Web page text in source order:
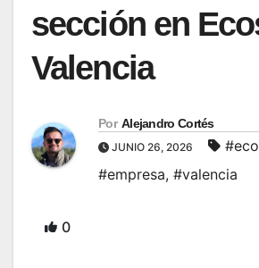
sección en
Valencia
Por Alejandro Cortés
JUNIO 26, 2026
#empresa, #valencia
0